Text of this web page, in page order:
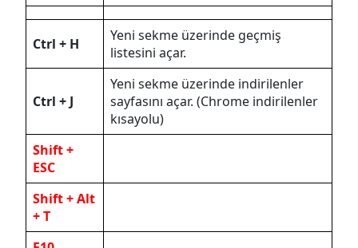
Ctrl + H
Yeni sekme üzerinde geçmiş
listesini açar.
Ctrl + J
Yeni sekme üzerinde indirilenler
sayfasını açar. (Chrome indirilenler
kısayolu)
Shift +
ESC
Shift + Alt
+ T